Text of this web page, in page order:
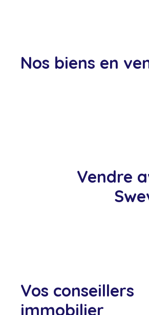
Nos biens en
Vendre
Vos conseillers
immobilier